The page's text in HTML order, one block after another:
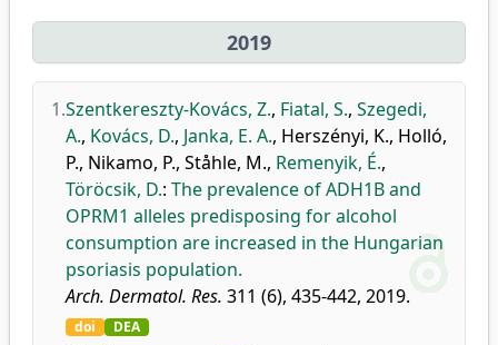
2019
1.Szentkereszty-Kovács, Z., Fiatal, S., Szegedi,
A., Kovács, D., Janka, E. A., Herszényi, K., Holló,
P., Nikamo, P., Ståhle, M., Remenyik, É.,
Töröcsik, D.: The prevalence of ADH1B and
OPRM1 alleles predisposing for alcohol
consumption are increased in the Hungarian
psoriasis population.
Arch. Dermatol. Res. 311 (6), 435-442, 2019.
doi DEA